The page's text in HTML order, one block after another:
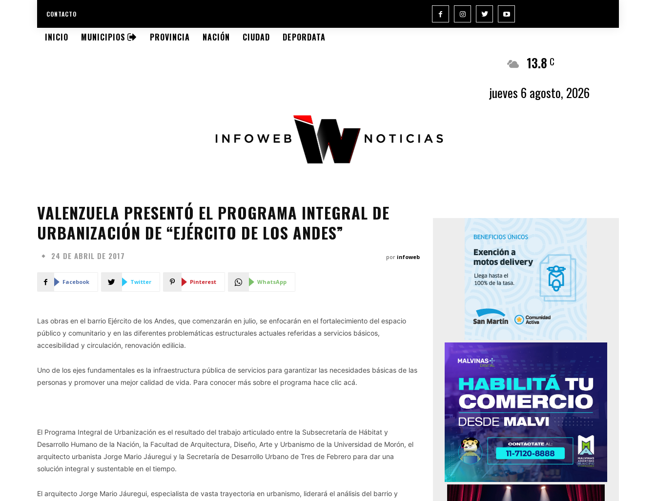
CONTACTO
INICIO MUNICIPIOS PROVINCIA NACIÓN CIUDAD DEPORDATA
13.8 C
jueves 6 agosto, 2026
VALENZUELA PRESENTÓ EL PROGRAMA INTEGRAL DE
URBANIZACIÓN DE “EJÉRCITO DE LOS ANDES”
24 DE ABRIL DE 2017 por infoweb
Facebook Twitter Pinterest WhatsApp
Las obras en el barrio Ejército de los Andes, que comenzarán en julio, se enfocarán en el fortalecimiento del espacio
público y comunitario y en las diferentes problemáticas estructurales actuales referidas a servicios básicos,
accesibilidad y circulación, renovación edilicia.
Uno de los ejes fundamentales es la infraestructura pública de servicios para garantizar las necesidades básicas de las
personas y promover una mejor calidad de vida. Para conocer más sobre el programa hace clic acá.
El Programa Integral de Urbanización es el resultado del trabajo articulado entre la Subsecretaría de Hábitat y
Desarrollo Humano de la Nación, la Facultad de Arquitectura, Diseño, Arte y Urbanismo de la Universidad de Morón, el
arquitecto urbanista Jorge Mario Jáuregui y la Secretaría de Desarrollo Urbano de Tres de Febrero para dar una
solución integral y sustentable en el tiempo.
El arquitecto Jorge Mario Jáuregui, especialista de vasta trayectoria en urbanismo, liderará el análisis del barrio y